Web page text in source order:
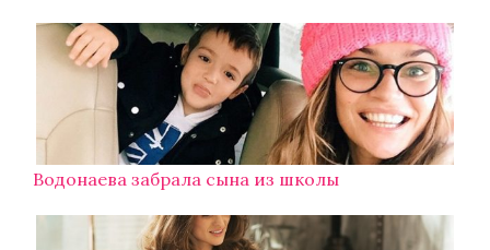
Водонаева забрала сына из школы